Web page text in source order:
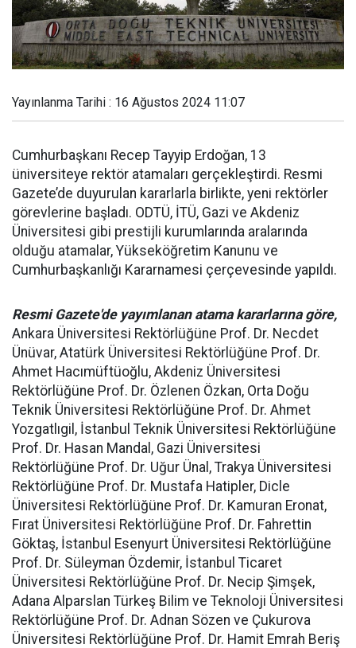
Yayınlanma Tarihi : 16 Ağustos 2024 11:07
Cumhurbaşkanı Recep Tayyip Erdoğan, 13
üniversiteye rektör atamaları gerçekleştirdi. Resmi
Gazete’de duyurulan kararlarla birlikte, yeni rektörler
görevlerine başladı. ODTÜ, İTÜ, Gazi ve Akdeniz
Üniversitesi gibi prestijli kurumlarında aralarında
olduğu atamalar, Yükseköğretim Kanunu ve
Cumhurbaşkanlığı Kararnamesi çerçevesinde yapıldı.
Resmi Gazete'de yayımlanan atama kararlarına göre,
Ankara Üniversitesi Rektörlüğüne Prof. Dr. Necdet
Ünüvar, Atatürk Üniversitesi Rektörlüğüne Prof. Dr.
Ahmet Hacımüftüoğlu, Akdeniz Üniversitesi
Rektörlüğüne Prof. Dr. Özlenen Özkan, Orta Doğu
Teknik Üniversitesi Rektörlüğüne Prof. Dr. Ahmet
Yozgatlıgil, İstanbul Teknik Üniversitesi Rektörlüğüne
Prof. Dr. Hasan Mandal, Gazi Üniversitesi
Rektörlüğüne Prof. Dr. Uğur Ünal, Trakya Üniversitesi
Rektörlüğüne Prof. Dr. Mustafa Hatipler, Dicle
Üniversitesi Rektörlüğüne Prof. Dr. Kamuran Eronat,
Fırat Üniversitesi Rektörlüğüne Prof. Dr. Fahrettin
Göktaş, İstanbul Esenyurt Üniversitesi Rektörlüğüne
Prof. Dr. Süleyman Özdemir, İstanbul Ticaret
Üniversitesi Rektörlüğüne Prof. Dr. Necip Şimşek,
Adana Alparslan Türkeş Bilim ve Teknoloji Üniversitesi
Rektörlüğüne Prof. Dr. Adnan Sözen ve Çukurova
Üniversitesi Rektörlüğüne Prof. Dr. Hamit Emrah Beriş